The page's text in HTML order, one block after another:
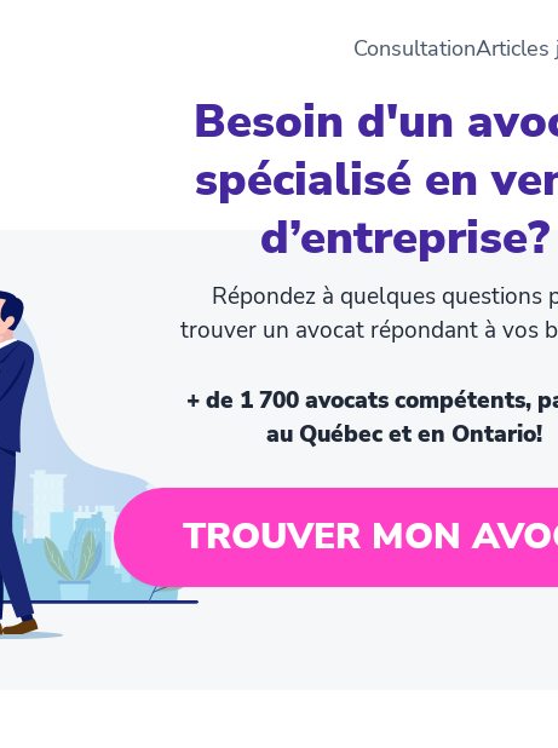
ConsultationArticles
Besoin d'un
spécialisé en
d’entreprise?
Répondez à quelques questions
trouver un avocat répondant à vos
+ de 1 700 avocats compétents,
au Québec et en Ontario!
TROUVER MON